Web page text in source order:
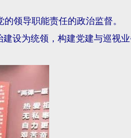
领导职能责任的政治监督。
设为统领，构建党建与巡视